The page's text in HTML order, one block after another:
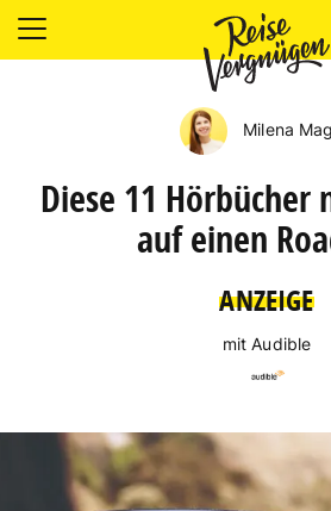
LÄNDER
OUTDOOR
Milena
Diese 11 Hörbücher
auf einen
ANZEIGE
mit Audible